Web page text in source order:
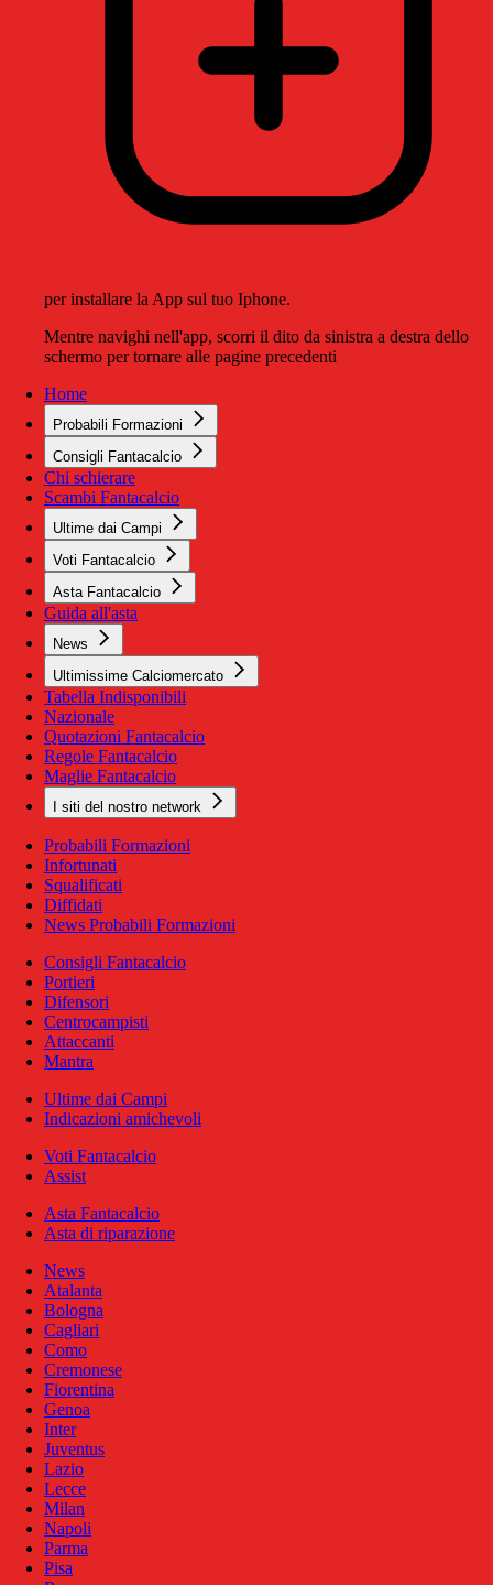
per installare la App sul tuo Iphone.
Mentre navighi nell'app, scorri il dito da sinistra a destra dello
schermo per tornare alle pagine precedenti
Home
Probabili Formazioni
Consigli Fantacalcio
Chi schierare
Scambi Fantacalcio
Ultime dai Campi
Voti Fantacalcio
Asta Fantacalcio
Guida all'asta
News
Ultimissime Calciomercato
Tabella Indisponibili
Nazionale
Quotazioni Fantacalcio
Regole Fantacalcio
Maglie Fantacalcio
I siti del nostro network
Probabili Formazioni
Infortunati
Squalificati
Diffidati
News Probabili Formazioni
Consigli Fantacalcio
Portieri
Difensori
Centrocampisti
Attaccanti
Mantra
Ultime dai Campi
Indicazioni amichevoli
Voti Fantacalcio
Assist
Asta Fantacalcio
Asta di riparazione
News
Atalanta
Bologna
Cagliari
Como
Cremonese
Fiorentina
Genoa
Inter
Juventus
Lazio
Lecce
Milan
Napoli
Parma
Pisa